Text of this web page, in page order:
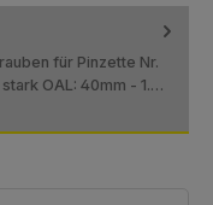
für Pinzette Nr.
OAL: 40mm - 1.…